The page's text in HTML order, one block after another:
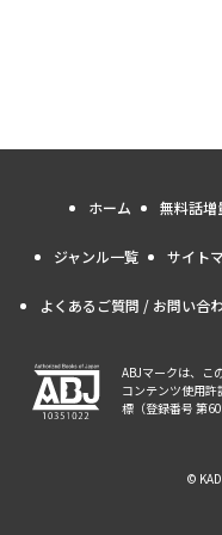
ホーム 無料話増
ジャンル一覧 サイト
よくあるご質問 / お問い合
ABJマークは、こ
コンテンツ使用
標（登録番号 第
©